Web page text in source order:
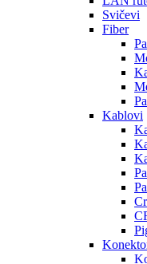
Svičevi
Fiber
Kablovi